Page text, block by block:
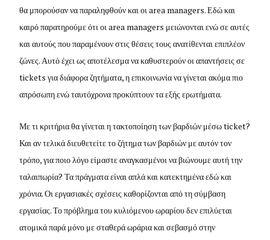
θα μπορούσαν να παραληφθούν και οι area managers. Εδώ και
καιρό παρατηρούμε ότι οι area managers μειώνονται ενώ σε αυτές
και αυτούς που παραμένουν στις θέσεις τους ανατίθενται επιπλέον
ζώνες. Αυτό έχει ως αποτέλεσμα να καθυστερούν οι απαντήσεις σε
tickets για διάφορα ζητήματα, η επικοινωνία να γίνεται ακόμα πιο
απρόσωπη ενώ ταυτόχρονα προκύπτουν τα εξής ερωτήματα.
Με τι κριτήρια θα γίνεται η τακτοποίηση των βαρδιών μέσω ticket?
Και αν τελικά διευθετείτε το ζήτημα των βαρδιών με αυτόν τον
τρόπο, για ποιο λόγο είμαστε αναγκασμένοι να βιώνουμε αυτή την
ταλαιπωρία? Τα πράγματα είναι απλά και κατεκτημένα εδώ και
χρόνια. Οι εργασιακές σχέσεις καθορίζονται από τη σύμβαση
εργασίας. Το πρόβλημα του κυλιόμενου ωραρίου δεν επιλύεται
ατομικά παρά μόνο με σταθερά ωράρια και σεβασμό στην